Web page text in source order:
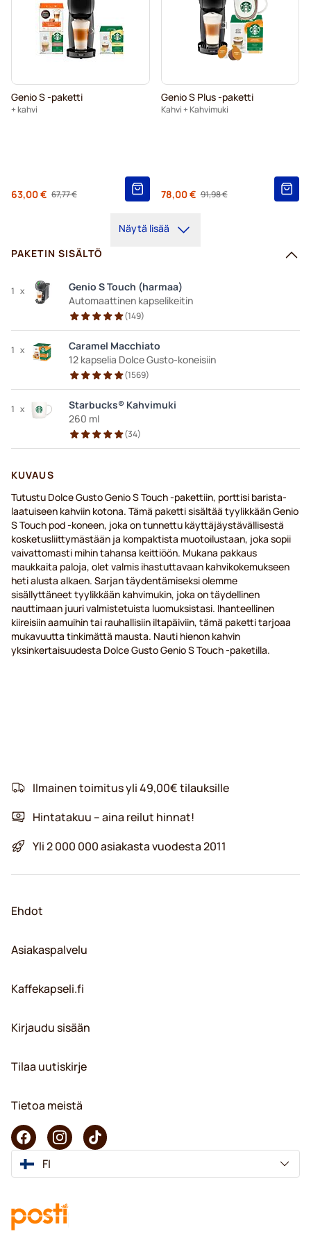
Genio S -paketti
+ kahvi
Regular Price
67,77 €
Alkaen
63,00 €
Genio S Plus -paketti
Kahvi + Kahvimuki
Regular Price
91,98 €
Alkaen
78,00 €
Näytä lisää
PAKETIN SISÄLTÖ
1 x
Genio S Touch (harmaa)
Automaattinen kapselikeitin
(149)
1 x
Caramel Macchiato
12 kapselia Dolce Gusto-koneisiin
(1569)
1 x
Starbucks® Kahvimuki
260 ml
(34)
KUVAUS
Tutustu Dolce Gusto Genio S Touch -pakettiin, porttisi barista-
laatuiseen kahviin kotona. Tämä paketti sisältää tyylikkään Genio
S Touch pod -koneen, joka on tunnettu käyttäjäystävällisestä
kosketusliittymästään ja kompaktista muotoilustaan, joka sopii
vaivattomasti mihin tahansa keittiöön. Mukana pakkaus
maukkaita paloja, olet valmis ihastuttavaan kahvikokemukseen
heti alusta alkaen. Sarjan täydentämiseksi olemme
sisällyttäneet tyylikkään kahvimukin, joka on täydellinen
nauttimaan juuri valmistetuista luomuksistasi. Ihanteellinen
kiireisiin aamuihin tai rauhallisiin iltapäiviin, tämä paketti tarjoaa
mukavuutta tinkimättä mausta. Nauti hienon kahvin
yksinkertaisuudesta Dolce Gusto Genio S Touch -paketilla.
Ilmainen toimitus yli 49,00€ tilauksille
Hintatakuu – aina reilut hinnat!
Yli 2 000 000 asiakasta vuodesta 2011
Ehdot
Asiakaspalvelu
Kaffekapseli.fi
Kirjaudu sisään
Tilaa uutiskirje
Tietoa meistä
FI